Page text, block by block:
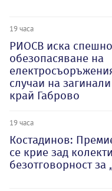
19 часа
РИОСВ иска спешно
обезопасяване на
случаи на
край Габрово
19 часа
Костадинов:
се крие зад
безотговорност за